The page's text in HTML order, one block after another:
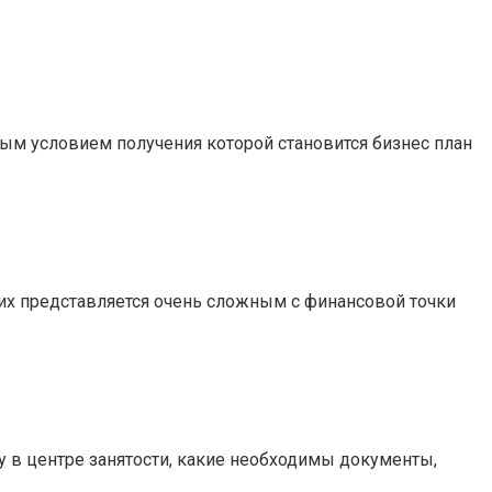
условием получения которой становится бизнес план
представляется очень сложным с финансовой точки
в центре занятости, какие необходимы документы,